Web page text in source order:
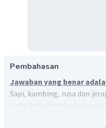
Pembahasan
Jawaban yang benar
Sapi, kambing, rusa dan
ordo Artiodactyla,